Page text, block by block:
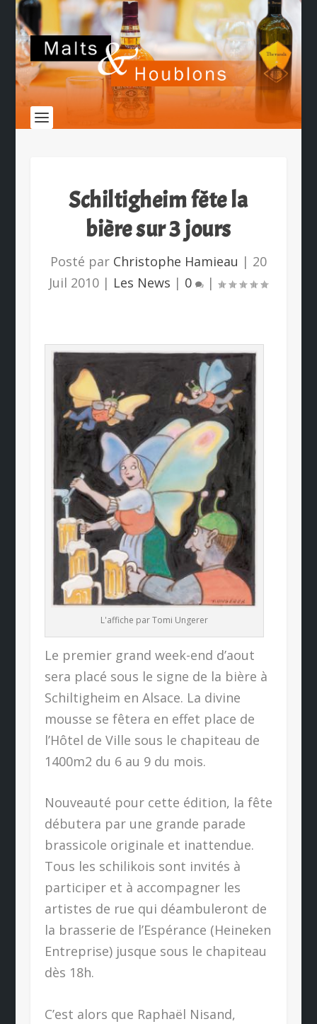
Schiltigheim fête la
bière sur 3 jours
Posté par Christophe Hamieau | 20
Juil 2010 | Les News | 0 |
L'affiche par Tomi Ungerer
Le premier grand week-end d’aout
sera placé sous le signe de la bière à
Schiltigheim en Alsace. La divine
mousse se fêtera en effet place de
l’Hôtel de Ville sous le chapiteau de
1400m2 du 6 au 9 du mois.
Nouveauté pour cette édition, la fête
débutera par une grande parade
brassicole originale et inattendue.
Tous les schilikois sont invités à
participer et à accompagner les
artistes de rue qui déambuleront de
la brasserie de l’Espérance (Heineken
Entreprise) jusque sous le chapiteau
dès 18h.
C’est alors que Raphaël Nisand,